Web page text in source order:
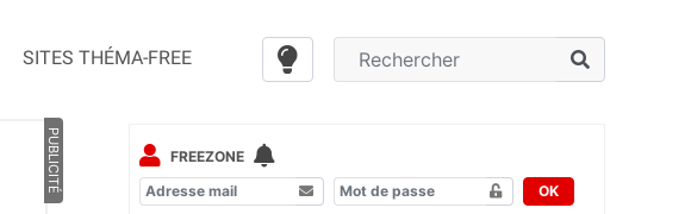
SITES THÉMA-FREE
PUBLICITÉ
FREEZONE
OK